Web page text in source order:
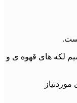
لکه های قهوه ی و